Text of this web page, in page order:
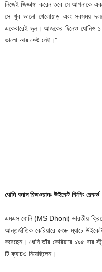
নিজেই জিজ্ঞাসা করেন তবে সে আপনাকে
সে খুব ভালো খেলোয়াড় এবং সবসময়
একেবারেই ভুল। আজকের দিনেও ধোনিও ১
ভালো আর কেউ নেই।”
ধোনি বনাম রিজওয়ানঃ উইকেট কিপিং রেকর্ড
এমএস ধোনি (MS Dhoni) ভারতীয়
আন্তর্জাতিক কেরিয়ারে ৫৩৮ ম্যাচে
করেছেন। ধোনি তাঁর কেরিয়ারে ১৯৫ বার
টি ক্যাচও নিয়েছিলেন।